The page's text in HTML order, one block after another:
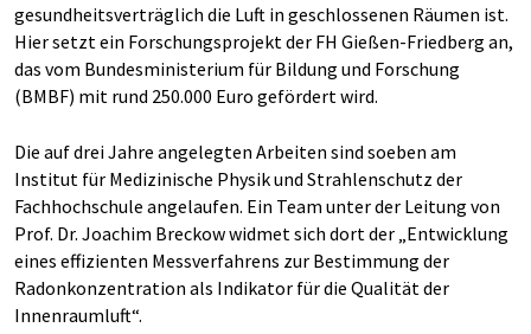
gesundheitsverträglich die Luft in geschlossenen Räumen ist.
Hier setzt ein Forschungsprojekt der FH Gießen-Friedberg an,
das vom Bundesministerium für Bildung und Forschung
(BMBF) mit rund 250.000 Euro gefördert wird.
Die auf drei Jahre angelegten Arbeiten sind soeben am
Institut für Medizinische Physik und Strahlenschutz der
Fachhochschule angelaufen. Ein Team unter der Leitung von
Prof. Dr. Joachim Breckow widmet sich dort der „Entwicklung
eines effizienten Messverfahrens zur Bestimmung der
Radonkonzentration als Indikator für die Qualität der
Innenraumluft“.